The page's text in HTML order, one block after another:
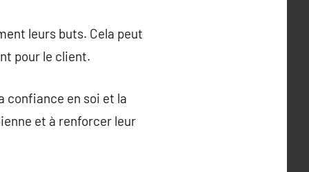
leurs buts. Cela peut
pour le client.
confiance en soi et la
et à renforcer leur